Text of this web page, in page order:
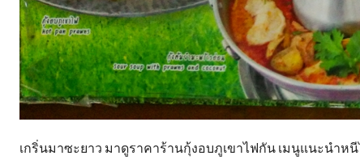
เกริ่นมาซะยาว มาดูราคาร้านกุ้งอบภูเขาไฟกัน เมนูแนะนำห